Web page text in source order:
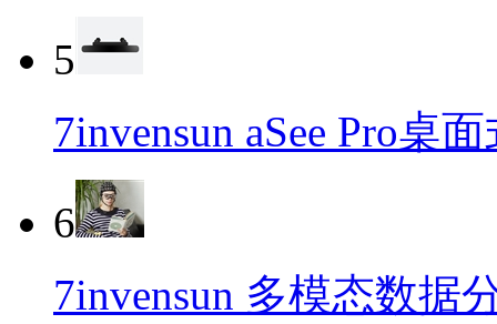
5
7invensun aSee Pro桌
6
7invensun 多模态数据